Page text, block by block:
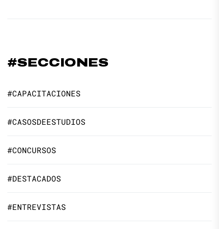
#SECCIONES
#CAPACITACIONES
#CASOSDEESTUDIOS
#CONCURSOS
#DESTACADOS
#ENTREVISTAS